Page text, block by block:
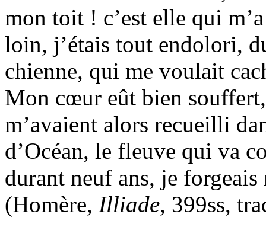
mon toit ! c’est elle qui
loin, j’étais tout endolori,
chienne, qui me voulait
Mon cœur eût bien
m’avaient alors recueilli
d’Océan, le fleuve qui va
durant neuf ans, je
(Homère, Illiade, 399ss,